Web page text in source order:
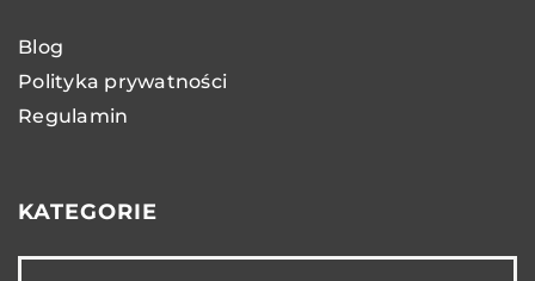
Blog
Polityka prywatności
Regulamin
KATEGORIE